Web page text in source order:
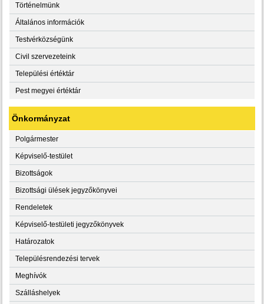
Történelmünk
Általános információk
Testvérközségünk
Civil szervezeteink
Települési értéktár
Pest megyei értéktár
Önkormányzat
Polgármester
Képviselő-testület
Bizottságok
Bizottsági ülések jegyzőkönyvei
Rendeletek
Képviselő-testületi jegyzőkönyvek
Határozatok
Településrendezési tervek
Meghívók
Szálláshelyek